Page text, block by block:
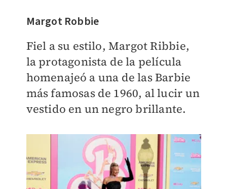
Margot Robbie
Fiel a su estilo, Margot Ribbie,
la protagonista de la película
homenajeó a una de las Barbie
más famosas de 1960, al lucir un
vestido en un negro brillante.